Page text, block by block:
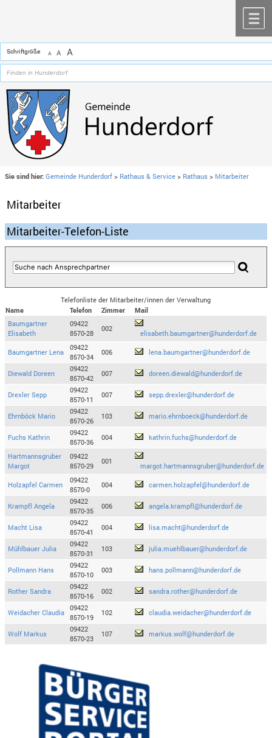
Schriftgröße A A A
Sie sind hier: Gemeinde Hunderdorf > Rathaus & Service > Rathaus > Mitarbeiter
Mitarbeiter
Mitarbeiter-Telefon-Liste
Telefonliste der Mitarbeiter/innen der Verwaltung
Name
Telefon Zimmer
Mail
Baumgartner
Elisabeth
09422
8570-28
002
elisabeth.baumgartner@hunderdorf.de
Baumgartner Lena
09422
8570-34
006 lena.baumgartner@hunderdorf.de
Diewald Doreen
09422
8570-42
007 doreen.diewald@hunderdorf.de
Drexler Sepp
09422
8570-11
007 sepp.drexler@hunderdorf.de
Ehrnböck Mario
09422
8570-26
103 mario.ehrnboeck@hunderdorf.de
Fuchs Kathrin
09422
8570-36
004 kathrin.fuchs@hunderdorf.de
Hartmannsgruber
Margot
09422
8570-29
001
margot.hartmannsgruber@hunderdorf.de
Holzapfel Carmen
09422
8570-0
004 carmen.holzapfel@hunderdorf.de
Krampfl Angela
09422
8570-35
006 angela.krampfl@hunderdorf.de
Macht Lisa
09422
8570-41
004 lisa.macht@hunderdorf.de
Mühlbauer Julia
09422
8570-31
103 julia.muehlbauer@hunderdorf.de
Pollmann Hans
09422
8570-10
003 hans.pollmann@hunderdorf.de
Rother Sandra
09422
8570-16
002 sandra.rother@hunderdorf.de
Weidacher Claudia
09422
8570-19
102 claudia.weidacher@hunderdorf.de
Wolf Markus
09422
8570-23
107 markus.wolf@hunderdorf.de